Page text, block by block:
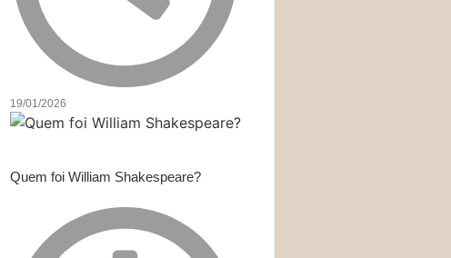
19/01/2026
Quem foi William Shakespeare?